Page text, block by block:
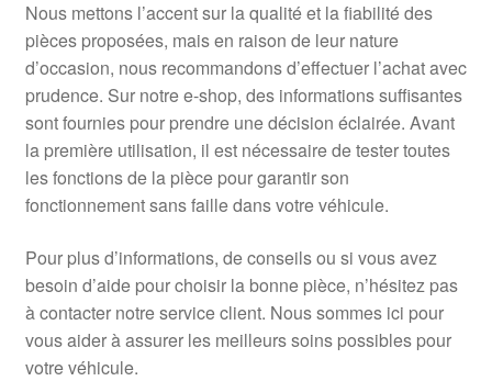
Nous mettons l’accent sur la qualité et la fiabilité des
pièces proposées, mais en raison de leur nature
d’occasion, nous recommandons d’effectuer l’achat avec
prudence. Sur notre e-shop, des informations suffisantes
sont fournies pour prendre une décision éclairée. Avant
la première utilisation, il est nécessaire de tester toutes
les fonctions de la pièce pour garantir son
fonctionnement sans faille dans votre véhicule.
Pour plus d’informations, de conseils ou si vous avez
besoin d’aide pour choisir la bonne pièce, n’hésitez pas
à contacter notre service client. Nous sommes ici pour
vous aider à assurer les meilleurs soins possibles pour
votre véhicule.